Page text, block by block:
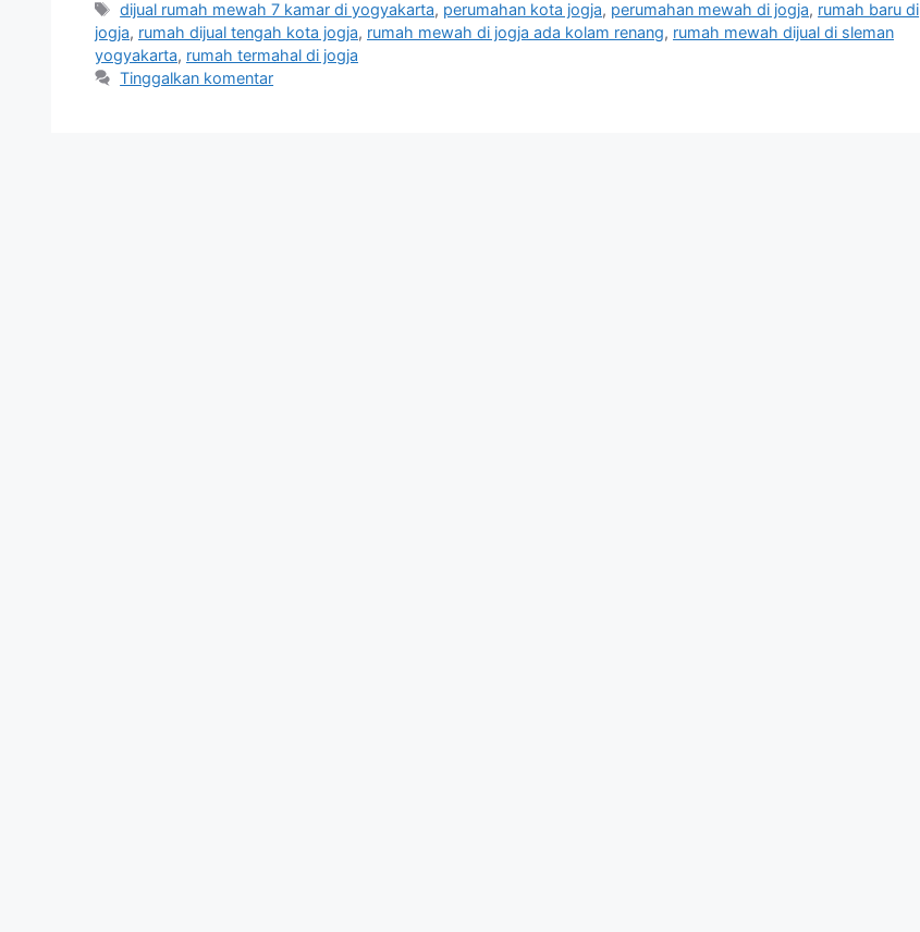
Tag
dijual rumah mewah 7 kamar di yogyakarta, perumahan kota jogja, perumahan mewah di jogja, rumah baru di
jogja, rumah dijual tengah kota jogja, rumah mewah di jogja ada kolam renang, rumah mewah dijual di sleman
yogyakarta, rumah termahal di jogja
Tinggalkan komentar